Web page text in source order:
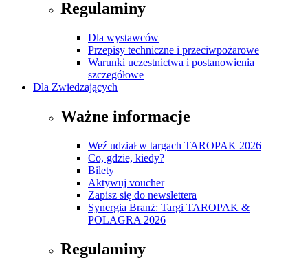
Regulaminy
Dla wystawców
Przepisy techniczne i przeciwpożarowe
Warunki uczestnictwa i postanowienia
szczegółowe
Dla Zwiedzających
Ważne informacje
Weź udział w targach TAROPAK 2026
Co, gdzie, kiedy?
Bilety
Aktywuj voucher
Zapisz się do newslettera
Synergia Branż: Targi TAROPAK &
POLAGRA 2026
Regulaminy